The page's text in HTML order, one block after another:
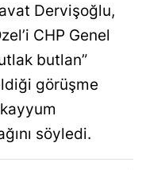
Dervişoğlu,
CHP Genel
butlan”
görüşme
söyledi.